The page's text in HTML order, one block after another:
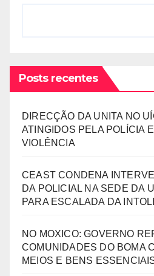
Posts recentes
DIRECÇÃO DA UNITA NO
ATINGIDOS PELA POLÍCIA
VIOLÊNCIA
CEAST CONDENA
DA POLICIAL NA SEDE DA
PARA ESCALADA DA
NO MOXICO: GOVERNO
COMUNIDADES DO BOMA
MEIOS E BENS